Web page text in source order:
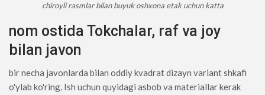
chiroyli rasmlar bilan buyuk oshxona etak uchun katta
nom ostida Tokchalar, raf va joy
bilan javon
bir necha javonlarda bilan oddiy kvadrat dizayn variant shkafi
o'ylab ko'ring. Ish uchun quyidagi asbob va materiallar kerak